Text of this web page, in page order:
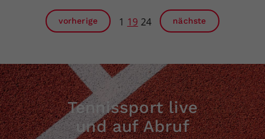
vorherige 1 19 24 nächste
Tennissport live
und auf Abruf